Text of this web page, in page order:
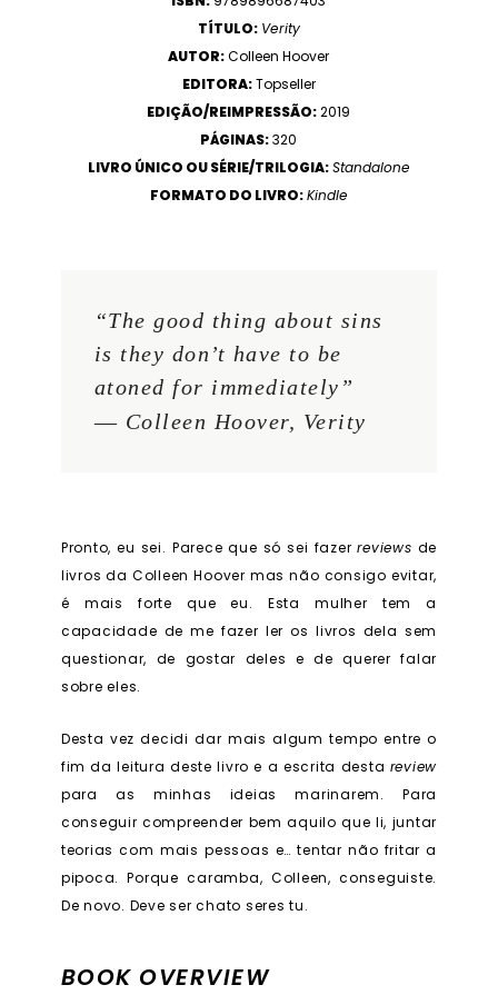
TÍTULO: Verity
AUTOR:Colleen Hoover
EDITORA:Topseller
EDIÇÃO/REIMPRESSÃO:2019
PÁGINAS:320
LIVRO ÚNICO OU SÉRIE/TRILOGIA:Standalone
FORMATO DO LIVRO:Kindle
“The good thing about sins
is they don’t have to be
atoned for immediately”
― Colleen Hoover, Verity
Pronto, eu sei. Parece que só sei fazerreviews de
livros da Colleen Hoover mas não consigo evitar,
é mais forte que eu. Esta mulher tem a
capacidade de me fazer ler os livros dela sem
questionar, de gostar deles e de querer falar
sobre eles.
Desta vez decidi dar mais algum tempo entre o
fim da leitura deste livro e a escrita desta review
para as minhas ideias marinarem. Para
conseguir compreender bem aquilo que li, juntar
teorias com mais pessoas e… tentar não fritar a
pipoca. Porque caramba, Colleen, conseguiste.
De novo. Deve ser chato seres tu.
BOOK OVERVIEW